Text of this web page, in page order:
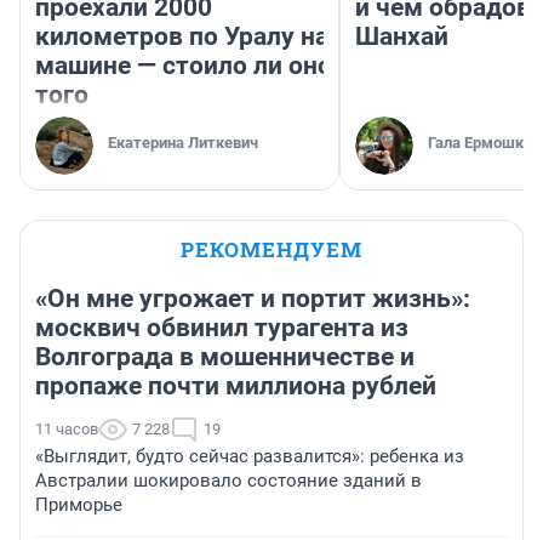
проехали 2000
километров по Уралу на
машине — стоило ли оно
того
Екатерина Литкевич
и чем
Шанхай
Гала
РЕКОМЕНДУЕМ
«Он мне угрожает и портит жизнь»:
москвич обвинил турагента из
Волгограда в мошенничестве и
пропаже почти миллиона рублей
11 часов 7 228 19
«Выглядит, будто сейчас развалится»: ребенка из
Австралии шокировало состояние зданий в
Приморье